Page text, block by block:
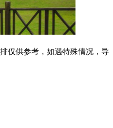
仅供参考，如遇特殊情况，导